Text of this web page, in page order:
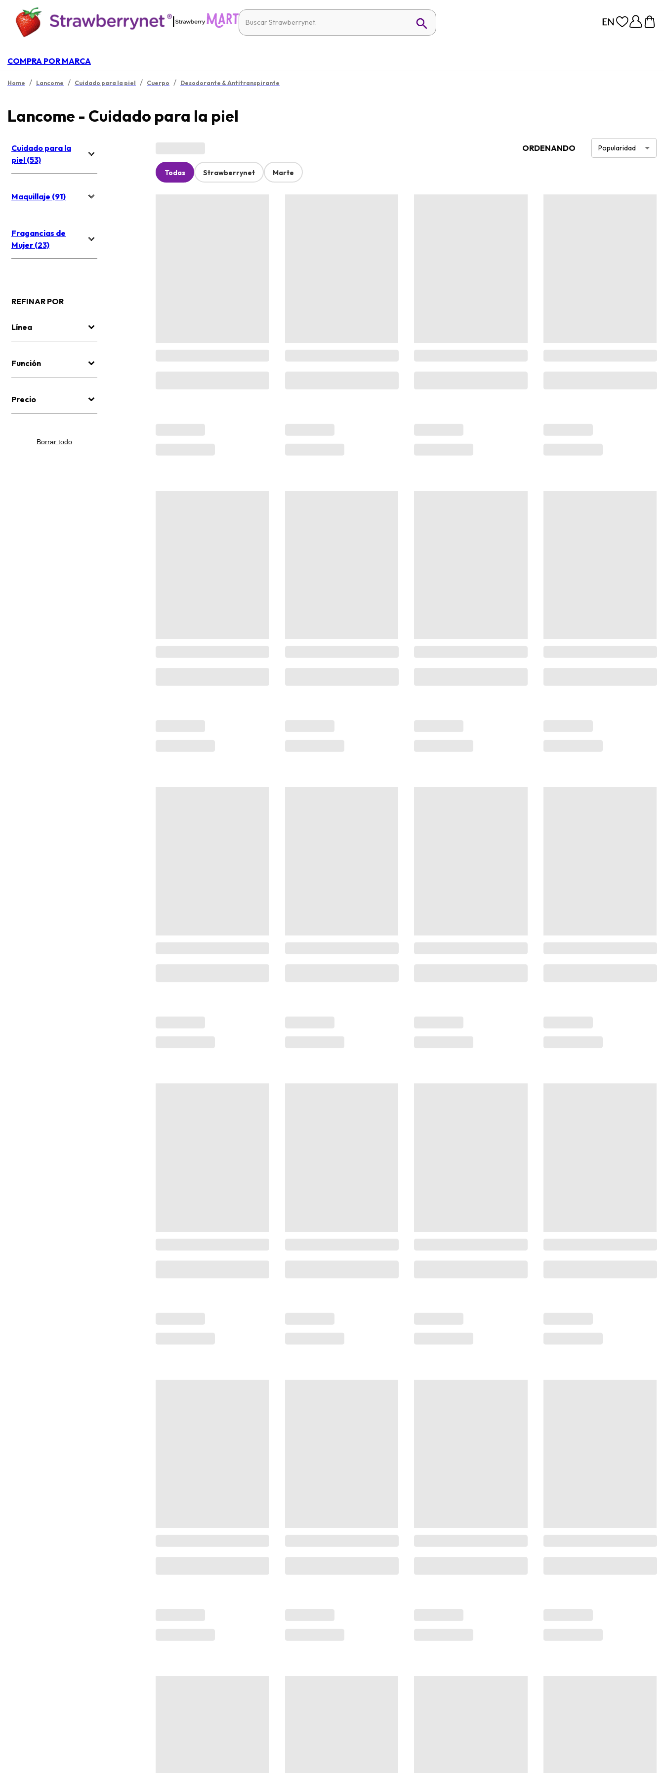
|
COMPRA POR MARCA
Home / Lancome / Cuidado para la piel / Cuerpo / Desodorante & Antitranspirante
Lancome - Cuidado para la piel
Cuidado para la
piel (53)
Maquillaje (91)
Fragancias de
Mujer (23)
REFINAR POR
Línea
Función
Precio
Borrar todo
ORDENANDO Popularidad
Todas Strawberrynet Marte